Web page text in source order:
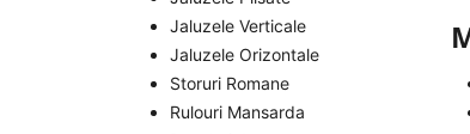
Jaluzele Verticale
Jaluzele Orizontale
Storuri Romane
Rulouri Mansarda